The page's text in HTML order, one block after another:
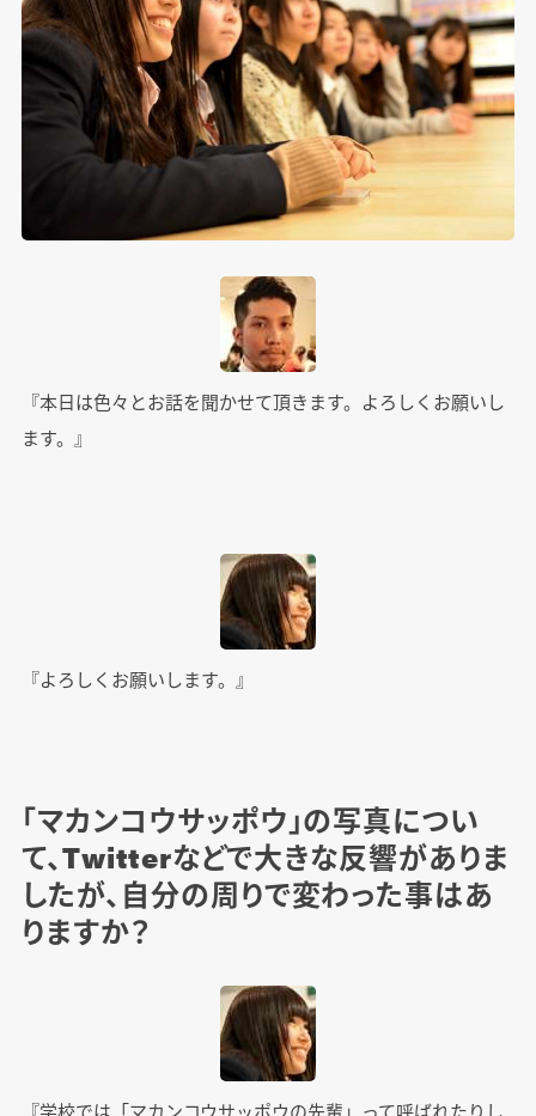
『本日は色々とお話を聞かせて頂きます。よろしくお願いし
ます。』
『よろしくお願いします。』
「マカンコウサッポウ」の写真につい
て、Twitterなどで大きな反響がありま
したが、自分の周りで変わった事はあ
りますか？
『学校では「マカンコウサッポウの先輩」って呼ばれたりし